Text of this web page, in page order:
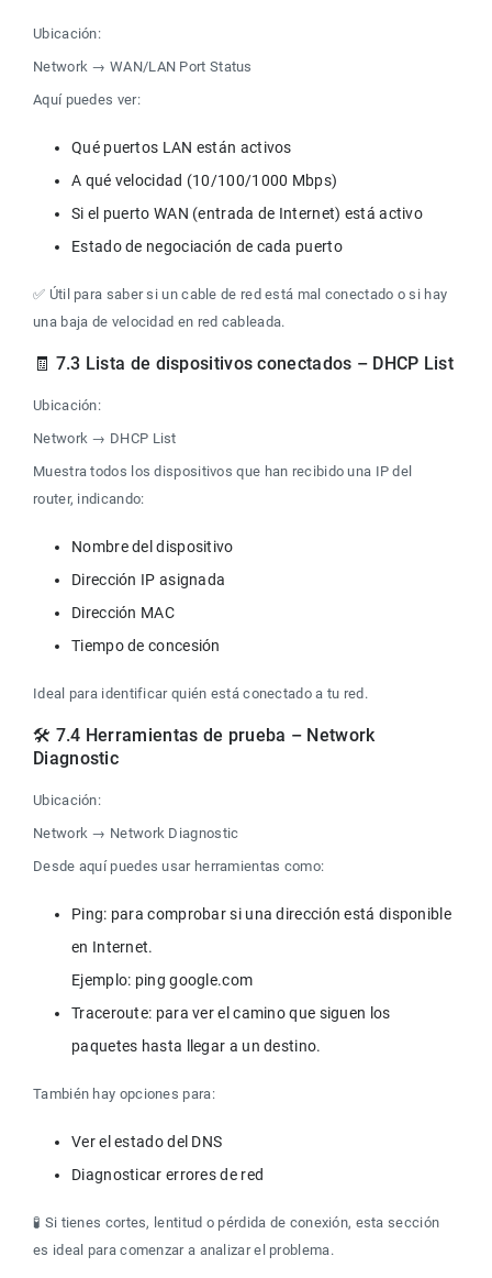
Ubicación:
Network → WAN/LAN Port Status
Aquí puedes ver:
Estado de negociación de cada puerto
✅ Útil para saber si un cable de red está mal conectado o si hay
una baja de velocidad en red cableada.
🧾 7.3 Lista de dispositivos conectados – DHCP List
Ubicación:
Network → DHCP List
Muestra todos los dispositivos que han recibido una IP del
router, indicando:
Dirección MAC
Ideal para identificar quién está conectado a tu red.
🛠️ 7.4 Herramientas de prueba – Network
Diagnostic
Ubicación:
Network → Network Diagnostic
Desde aquí puedes usar herramientas como:
Ping: para comprobar si una dirección está disponible
en Internet.
Ejemplo: ping google.com
Traceroute: para ver el camino que siguen los
paquetes hasta llegar a un destino.
También hay opciones para:
🧪 Si tienes cortes, lentitud o pérdida de conexión, esta sección
es ideal para comenzar a analizar el problema.